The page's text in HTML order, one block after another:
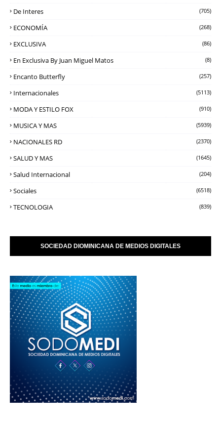
De Interes (705)
ECONOMÍA (268)
EXCLUSIVA (86)
En Exclusiva By Juan Miguel Matos (8)
Encanto Butterfly (257)
Internacionales (5113)
MODA Y ESTILO FOX (910)
MUSICA Y MAS (5939)
NACIONALES RD (2370)
SALUD Y MAS (1645)
Salud Internacional (204)
Sociales (6518)
TECNOLOGIA (839)
SOCIEDAD DIOMINICANA DE MEDIOS DIGITALES